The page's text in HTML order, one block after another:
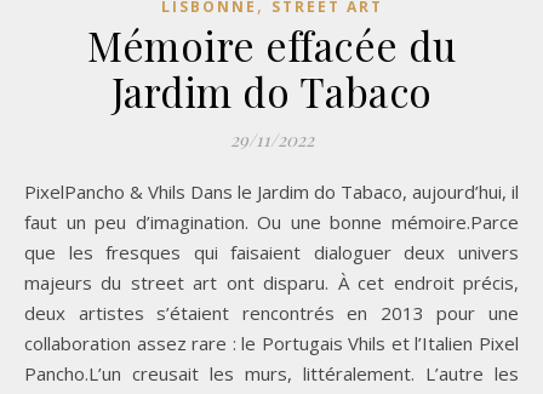
LISBONNE STREET ART
Mémoire effacée du
Jardim do Tabaco
29/11/2022
PixelPancho & Vhils Dans le Jardim do Tabaco, aujourd’hui, il
faut un peu d’imagination. Ou une bonne mémoire.Parce
que les fresques qui faisaient dialoguer deux univers
majeurs du street art ont disparu. À cet endroit précis,
deux artistes s’étaient rencontrés en 2013 pour une
collaboration assez rare : le Portugais Vhils et l’Italien Pixel
Pancho.L’un creusait les murs, littéralement. L’autre les